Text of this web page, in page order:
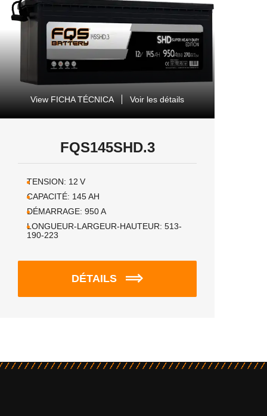
View FICHA TÉCNICA Voir les détails
FQS145SHD.3
TENSION: 12 V
CAPACITÉ: 145AH
DÉMARRAGE: 950A
LONGUEUR-LARGEUR-HAUTEUR: 513-
190-223
DÉTAILS